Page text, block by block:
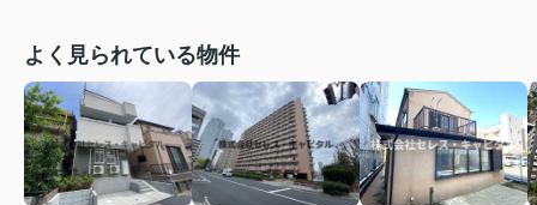
よく見られている物件